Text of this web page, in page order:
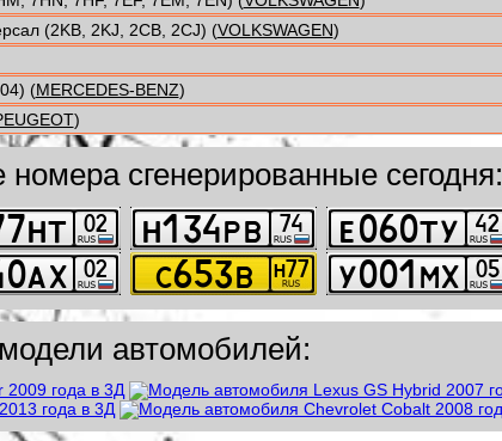
(2KB, 2KJ, 2CB, 2CJ) (VOLKSWAGEN)
(MERCEDES-BENZ)
)
номера сгенерированные сегодня:
автомобилей: